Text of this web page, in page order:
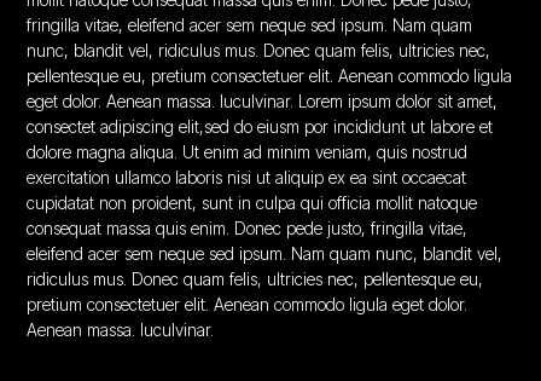
fringilla vitae, eleifend acer sem neque sed ipsum. Nam quam
nunc, blandit vel, ridiculus mus. Donec quam felis, ultricies nec,
pellentesque eu, pretium consectetuer elit. Aenean commodo ligula
eget dolor. Aenean massa. luculvinar. Lorem ipsum dolor sit amet,
consectet adipiscing elit,sed do eiusm por incididunt ut labore et
dolore magna aliqua. Ut enim ad minim veniam, quis nostrud
exercitation ullamco laboris nisi ut aliquip ex ea sint occaecat
cupidatat non proident, sunt in culpa qui officia mollit natoque
consequat massa quis enim. Donec pede justo, fringilla vitae,
eleifend acer sem neque sed ipsum. Nam quam nunc, blandit vel,
ridiculus mus. Donec quam felis, ultricies nec, pellentesque eu,
pretium consectetuer elit. Aenean commodo ligula eget dolor.
Aenean massa. luculvinar.